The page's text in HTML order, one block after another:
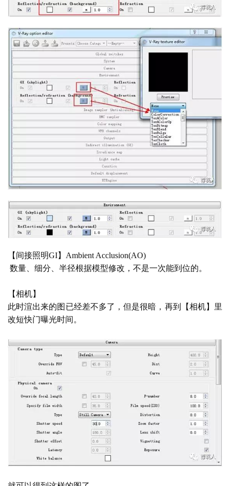
【间接照明GI】Ambient Acclusion(AO)
数量、细分、半径根据模型修改，不是一次能到位的。
【相机】
此时渲出来的图已经差不多了，但是很暗，再到【相机】里
改短快门曝光时间。